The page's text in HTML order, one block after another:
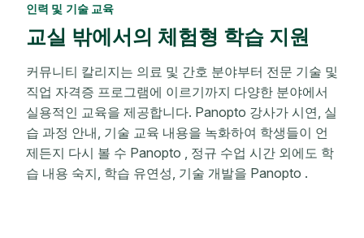
인력 및 기술 교육
교실 밖에서의 체험형 학습 지원
커뮤니티 칼리지는 의료 및 간호 분야부터 전문 기술 및
직업 자격증 프로그램에 이르기까지 다양한 분야에서
실용적인 교육을 제공합니다. Panopto 강사가 시연, 실
습 과정 안내, 기술 교육 내용을 녹화하여 학생들이 언
제든지 다시 볼 수 Panopto , 정규 수업 시간 외에도 학
습 내용 숙지, 학습 유연성, 기술 개발을 Panopto .